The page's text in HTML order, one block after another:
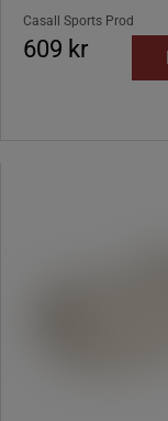
Casall Sports Prod
609 kr